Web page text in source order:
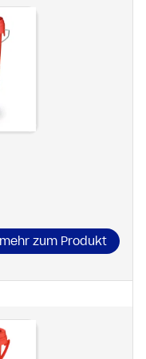
zum Produkt